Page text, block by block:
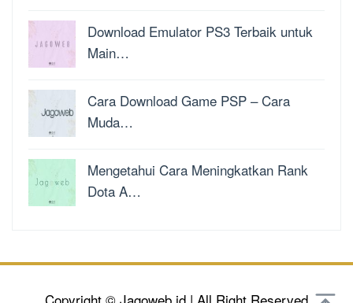
Download Emulator PS3 Terbaik untuk
Main…
Cara Download Game PSP – Cara
Muda…
Mengetahui Cara Meningkatkan Rank
Dota A…